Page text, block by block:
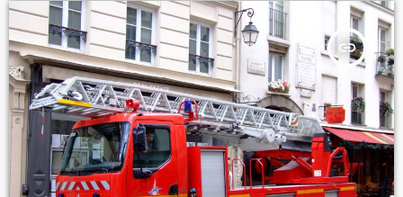
insert_link